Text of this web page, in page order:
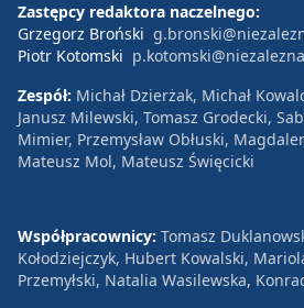
Zastępcy redaktora naczelnego:
Grzegorz Broński
Piotr Kotomski
Zespół: Michał Dzierżak, Michał
Janusz Milewski, Tomasz Grodecki,
Mimier, Przemysław Obłuski,
Mateusz Mol, Mateusz Święcicki
Współpracownicy: Tomasz
Kołodziejczyk, Hubert Kowalski,
Przemyłski, Natalia Wasilewska,